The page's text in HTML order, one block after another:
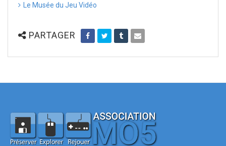
Le Musée du Jeu Vidéo
PARTAGER